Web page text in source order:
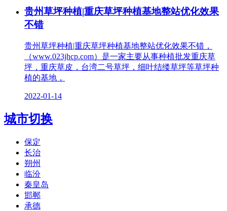
贵州草坪种植|重庆草坪种植基地整站优化效果
不错
贵州草坪种植|重庆草坪种植基地整站优化效果不错，
（www.023jhcp.com）是一家主要从事种植批发重庆草
坪，重庆草皮，台湾二号草坪，细叶结缕草坪等草坪种
植的基地，
2022-01-14
城市切换
保定
长治
朔州
临汾
秦皇岛
邯郸
承德